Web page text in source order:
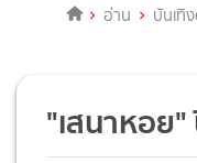
อ่าน บันเทิ
"เสนาหอย